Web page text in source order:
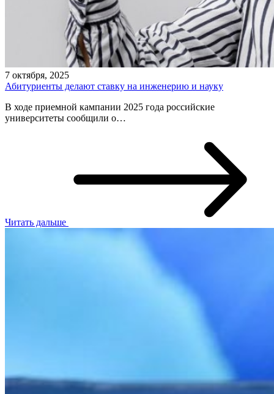
7 октября, 2025
Абитуриенты делают ставку на инженерию и науку
В ходе приемной кампании 2025 года российские
университеты сообщили о…
Читать дальше